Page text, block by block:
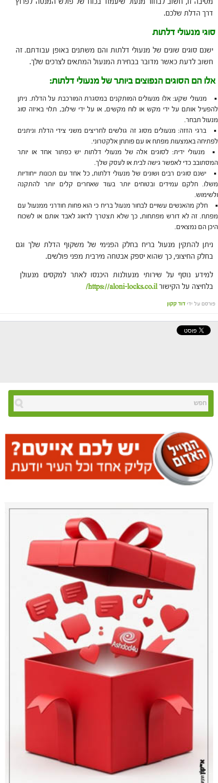
מסיבה זו, חשוב לבחור מנעול שיעמוד בכוח של פולש המנסה לפרוץ
דרך הדלת שלכם.
סוגי מנעולי דלתות
ישנם סוגים שונים של מנעולי דלתות והם משתנים באופן עבודתם. זה
חשוב לדעת כאשר מדובר בבחירת המנעול המתאים לצרכים שלך.
אלו הם הסוגים הנפוצים ביותר של מנעולי דלתות:
מנעולי שקע: אלו מנעולים המותקנים במסגרת המורכבת על הדלת. ניתן
להפעיל אותם על ידי מקש או לוח מקשים, או על ידי שילוב, תלוי באיזה סוג
מנעול תבחר.
ברגי הזזה: מנעולים מסוג זה גולשים לחריצים משני צידי הדלת וניתנים
לפתיחה באמצעות מפתח או עם פותחן אלקטרוני.
מנעולי ידית: לסוגים אלה של מנעולי דלתות יש כפתור אחד או יותר
המסתובב כדי לאפשר גישה לבית או לעסק שלך.
ישנם סוגים רבים ושונים של מנעולי דלתות, כל אחד עם תכונות ייחודיות
משלו. חלקם עמידים ובטוחים יותר בעוד שאחרים קלים יותר להתקנה
ולשימוש.
חלק מהאנשים עשויים לבחור מנעול בריח כי הוא פחות חודרני ממנעול עם
מפתח. זה לא דורש מפתחות, כך שלא תצטרך לדאוג לאבד אותם או לשכוח
היכן הם נמצאים.
ניתן להתקין מנעול בריח בחלק הפנימי של משקוף הדלת שלך וגם
בחלק החיצוני, כך שהוא יספק אבטחה מירבית מפני פולשים.
למידע נוסף על שירותי מנעולנות היכנסו לאתר למקסים מנעולן
בלחיצה על הקישורhttps://aloni-locks.co.il/
פורסם על ידי דוד קקון